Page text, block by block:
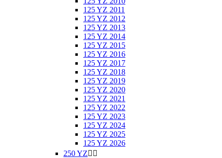
125 YZ 2011
125 YZ 2012
125 YZ 2013
125 YZ 2014
125 YZ 2015
125 YZ 2016
125 YZ 2017
125 YZ 2018
125 YZ 2019
125 YZ 2020
125 YZ 2021
125 YZ 2022
125 YZ 2023
125 YZ 2024
125 YZ 2025
125 YZ 2026
250 YZ 